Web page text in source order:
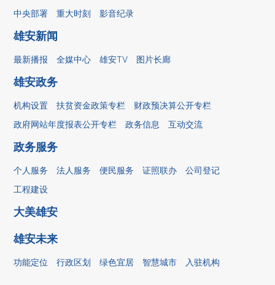
中央部署 重大时刻 影音纪录
雄安新闻
最新播报 全媒中心 雄安TV 图片长廊
雄安政务
机构设置 扶贫资金政策专栏
财政预决算公开专栏
政府网站年度报表公开专栏
政务信息 互动交流
政务服务
个人服务 法人服务 便民服务 证照联办
公司登记
工程建设
大美雄安
雄安未来
功能定位 行政区划 绿色宜居 智慧城市 入驻机构